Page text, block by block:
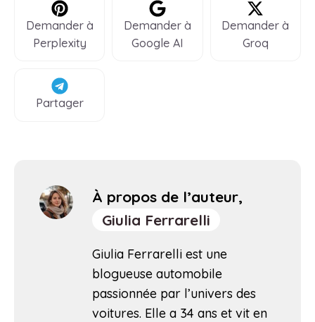
Demander à
Perplexity
Demander à
Google AI
Demander à
Groq
Partager
À propos de l’auteur,
Giulia Ferrarelli
Giulia Ferrarelli est une
blogueuse automobile
passionnée par l’univers des
voitures. Elle a 34 ans et vit en